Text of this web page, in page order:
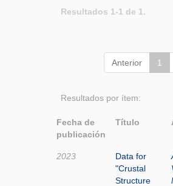
Resultados 1-1 de 1.
Anterior 1
Resultados por ítem:
Fecha de
publicación
Título
2023
Data for
"Crustal
Structure